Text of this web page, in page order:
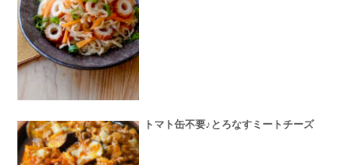
トマト缶不要♪とろなすミートチーズ